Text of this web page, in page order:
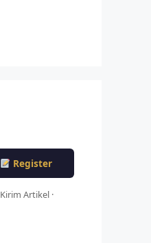
Register
Kirim Artikel ·